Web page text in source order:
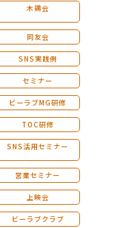
木鶏会
同友会
SNS実践例
セミナー
ビーラブMG研修
TOC研修
SNS活用セミナー
営業セミナー
上映会
ビーラブクラブ